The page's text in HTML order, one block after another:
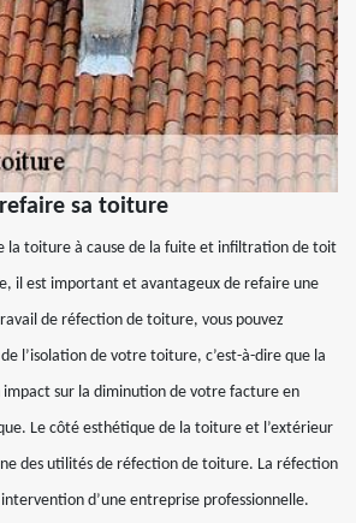
sa toiture
la toiture à cause de la fuite et infiltration de toit
il est important et avantageux de refaire une
de réfection de toiture, vous pouvez
l’isolation de votre toiture, c’est-à-dire que la
sur la diminution de votre facture en
Le côté esthétique de la toiture et l’extérieur
des utilités de réfection de toiture. La réfection
d’une entreprise professionnelle.